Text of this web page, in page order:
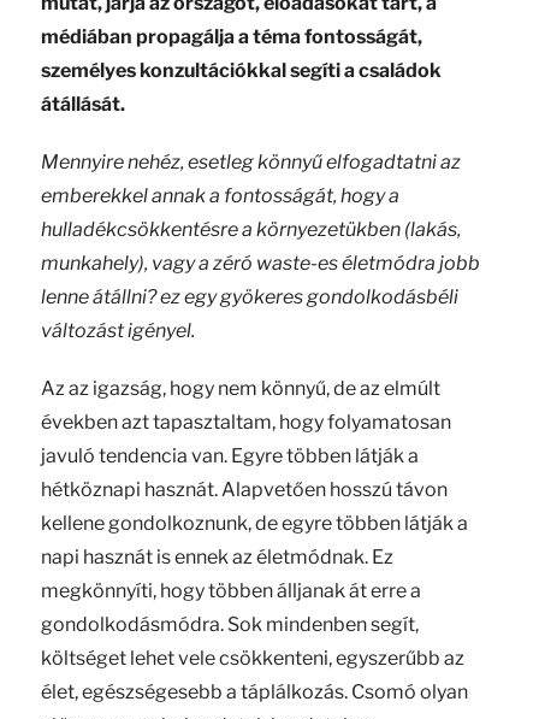
médiában propagálja a téma fontosságát,
személyes konzultációkkal segíti a családok
átállását.
Mennyire nehéz, esetleg könnyű elfogadtatni az
emberekkel annak a fontosságát, hogy a
hulladékcsökkentésre a környezetükben (lakás,
munkahely), vagy a zéró waste-es életmódra jobb
lenne átállni? ez egy gyökeres gondolkodásbéli
változást igényel.
Az az igazság, hogy nem könnyű, de az elmúlt
években azt tapasztaltam, hogy folyamatosan
javuló tendencia van. Egyre többen látják a
hétköznapi hasznát. Alapvetően hosszú távon
kellene gondolkoznunk, de egyre többen látják a
napi hasznát is ennek az életmódnak. Ez
megkönnyíti, hogy többen álljanak át erre a
gondolkodásmódra. Sok mindenben segít,
költséget lehet vele csökkenteni, egyszerűbb az
élet, egészségesebb a táplálkozás. Csomó olyan